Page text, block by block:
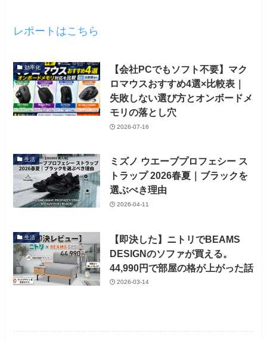
レポートはこちら
効率化
【会社PCでもソフト不要】マク
ロマウスおすすめ4選×比較表｜
失敗しない選び方とオンボードメ
モリの落とし穴
2026-07-16
生活
ミズノ ウエーブプロフェシー ス
トラップ 2026春夏｜ブラックを
選ぶべき理由
2026-04-11
生活
【即決した】ニトリでBEAMS
DESIGNのソファが買える。
44,990円で部屋の格が上がった話
2026-03-14